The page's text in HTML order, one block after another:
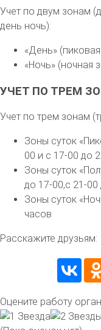
Учет по двум зонам
день ночь):
«День»
«Ночь» (ночная
УЧЕТ ПО ТРЕМ
Учет по трем зонам
Зоны суток
00 и с 17-00 до
Зоны суток
до 17-00,с 21-
Зоны суток
часов
Расскажите друзьям:
Оцените работу